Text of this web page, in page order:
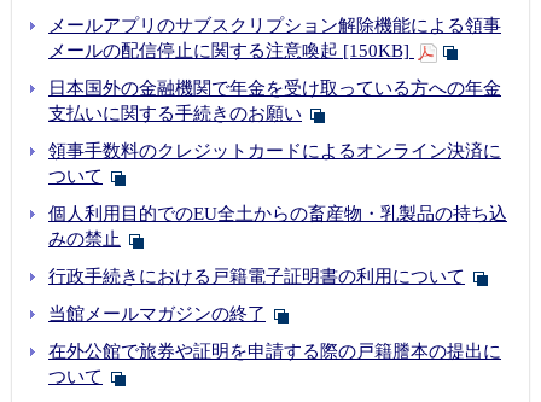
メールアプリのサブスクリプション解除機能による領事
メールの配信停止に関する注意喚起 [150KB]
日本国外の金融機関で年金を受け取っている方への年金
支払いに関する手続きのお願い
領事手数料のクレジットカードによるオンライン決済に
ついて
個人利用目的でのEU全土からの畜産物・乳製品の持ち込
みの禁止
行政手続きにおける戸籍電子証明書の利用について
当館メールマガジンの終了
在外公館で旅券や証明を申請する際の戸籍謄本の提出に
ついて